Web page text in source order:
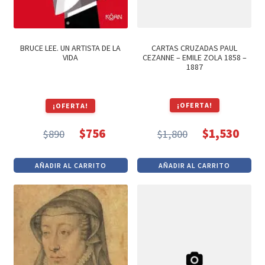
BRUCE LEE. UN ARTISTA DE LA
VIDA
¡OFERTA!
$890
precio
original
era:
$890.
$756
precio
actual
es:
$756.
AÑADIR AL CARRITO
CARTAS CRUZADAS PAUL
CEZANNE – EMILE ZOLA 1858 –
1887
¡OFERTA!
$1,800
precio
original
$1,530
precio
actual
AÑADIR AL CARRITO